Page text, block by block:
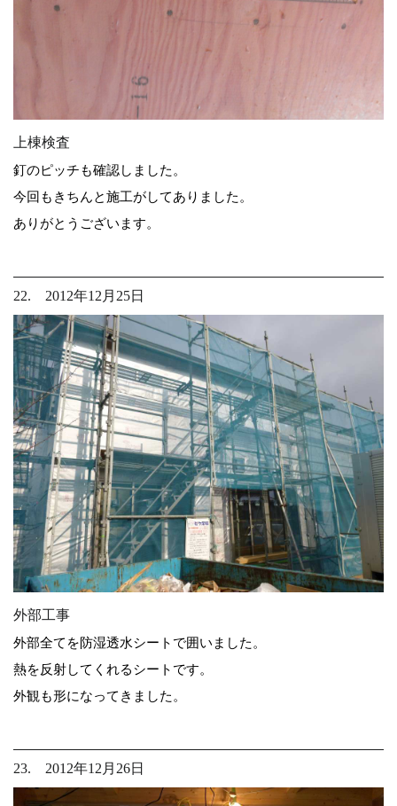
上棟検査
釘のピッチも確認しました。
今回もきちんと施工がしてありました。
ありがとうございます。
22. 2012年12月25日
外部工事
外部全てを防湿透水シートで囲いました。
熱を反射してくれるシートです。
外観も形になってきました。
23. 2012年12月26日